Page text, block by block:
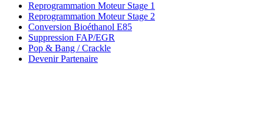
Reprogrammation Moteur Stage 1
Reprogrammation Moteur Stage 2
Conversion Bioéthanol E85
Suppression FAP/EGR
Pop & Bang / Crackle
Devenir Partenaire